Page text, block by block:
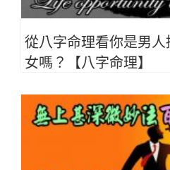
從八字命理看你是男
女嗎？【八字命理】